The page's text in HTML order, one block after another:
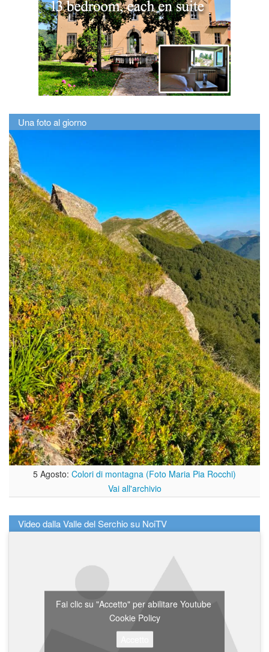
Una foto al giorno
5 Agosto: Colori di montagna (Foto Maria Pia Rocchi)
Vai all'archivio
Video dalla Valle del Serchio su NoiTV
Fai clic su "Accetto" per abilitare Youtube
Cookie Policy